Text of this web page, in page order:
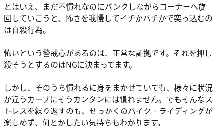
とはいえ、まだ不慣れなのにバンクしながらコーナーへ旋
回していこうと、怖さを我慢してイチかバチかで突っ込むの
は自殺行為。
怖いという警戒心があるのは、正常な証拠です。それを押し
殺そうとするのはNGに決まってます。
しかし、そのうち慣れるに身をまかせていても、様々に状況
が違うカーブにそうカンタンには慣れません。でもそんなス
トレスを繰り返すのも、せっかくのバイク・ライディングが
楽しめず、何とかしたい気持ちもわかります。